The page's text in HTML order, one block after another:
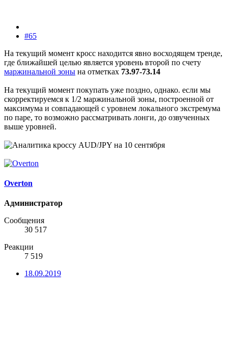
#65
На текущий момент кросс находится явно восходящем тренде,
где ближайшей целью является уровень второй по счету
маржинальной зоны на отметках 73.97-73.14
На текущий момент покупать уже поздно, однако. если мы
скорректируемся к 1/2 маржинальной зоны, построенной от
максимума и совпадающей с уровнем локального экстремума
по паре, то возможно рассматривать лонги, до озвученных
выше уровней.
Overton
Администратор
Сообщения
30 517
Реакции
7 519
18.09.2019